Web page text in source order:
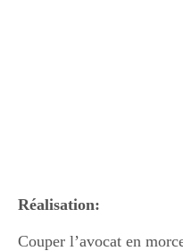
Réalisation:
Couper l’avocat en